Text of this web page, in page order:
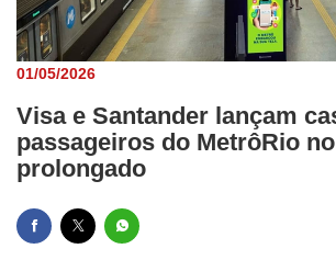
01/05/2026
Visa e Santander lançam
passageiros do MetrôRio
prolongado